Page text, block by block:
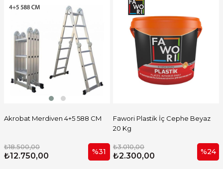
Akrobat Merdiven 4+5 588 CM
₺18.500,00
₺12.750,00 %31
Fawori Plastik İç Cephe Beyaz
20 Kg
₺3.010,00
₺2.300,00 %24